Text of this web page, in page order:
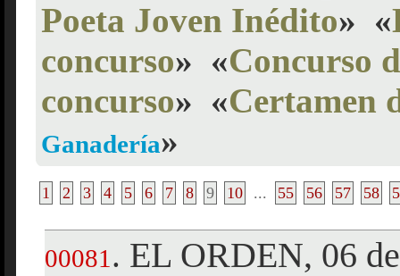
Poeta Joven Inédito» «
concurso» «Concurso
concurso» «Certamen
Ganadería»
1 2 3 4 5 6 7 8 9 10 ... 55 56 57 58
00081 . EL ORDEN, 06